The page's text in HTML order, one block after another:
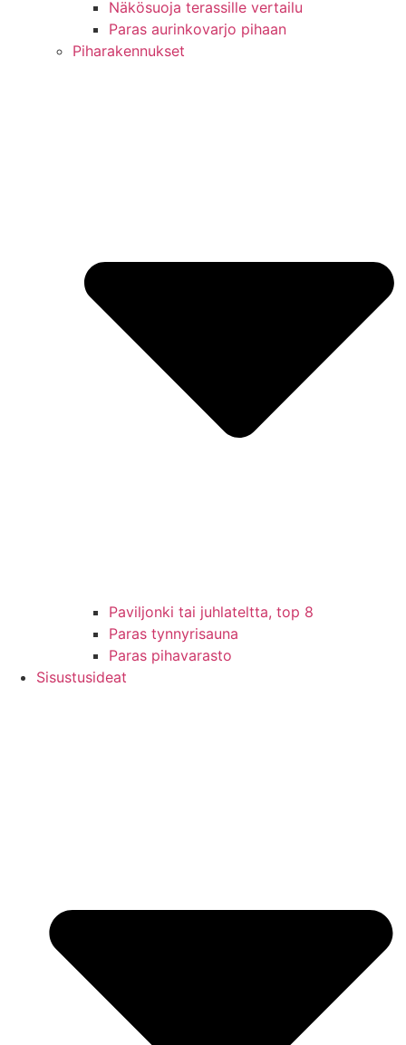
Näkösuoja terassille vertailu
Paras aurinkovarjo pihaan
Piharakennukset
Paviljonki tai juhlateltta, top 8
Paras tynnyrisauna
Paras pihavarasto
Sisustusideat